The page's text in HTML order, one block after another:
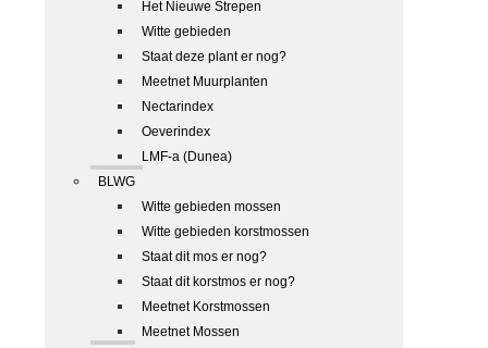
Het Nieuwe Strepen
Witte gebieden
Staat deze plant er nog?
Meetnet Muurplanten
Nectarindex
Oeverindex
LMF-a (Dunea)
BLWG
Witte gebieden mossen
Witte gebieden korstmossen
Staat dit mos er nog?
Staat dit korstmos er nog?
Meetnet Korstmossen
Meetnet Mossen